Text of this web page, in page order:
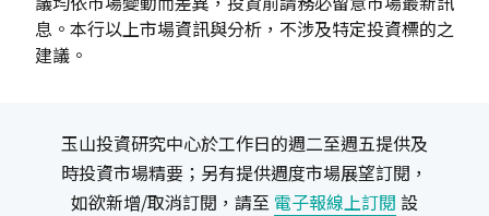
息。本行以上市場資訊與分析，不涉及特定投資標的之
建議。
玉山投資研究中心於工作日的週二至週五提供及
時投資市場精要；另有提供週度市場展望訂閱，
如欲新增/取消訂閱，請至 電子報線上訂閱 設